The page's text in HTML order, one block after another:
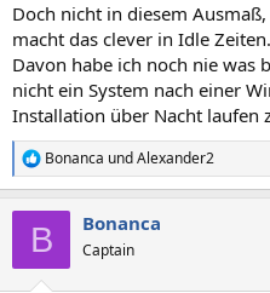
Doch nicht in diesem
macht das clever in Idle Zeiten.
Davon habe ich noch nie was
nicht ein System nach einer
Installation über Nacht laufen
R
e
Bonanca undAlexander2
B Bonanca
Captain